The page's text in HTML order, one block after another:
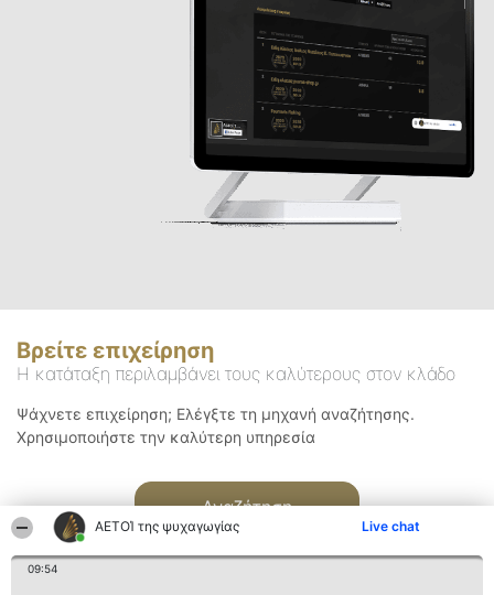
ΑΕΤΟΊ της ψυχαγωγίας Live chat
09:54
Βρείτε επιχείρηση
Η κατάταξη περιλαμβάνει τους καλύτερους στον κλάδο
Ψάχνετε επιχείρηση; Ελέγξτε τη μηχανή αναζήτησης.
Χρησιμοποιήστε την καλύτερη υπηρεσία
Αναζήτηση